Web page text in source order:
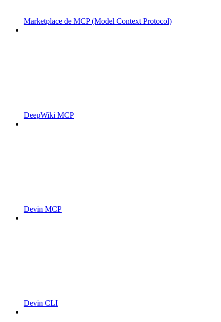
Marketplace de MCP (Model Context Protocol)
DeepWiki MCP
Devin MCP
Devin CLI